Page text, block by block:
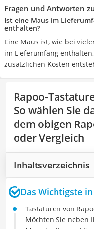
Fragen und Antworten
Ist eine Maus im
enthalten?
Eine Maus ist, wie bei
im Lieferumfang
zusätzlichen Kosten
Rapoo-
So wählen Sie
dem obigen
oder Vergleich
Inhaltsverzeichnis
Das Wichtigste
Tastaturen von
Möchten Sie neben